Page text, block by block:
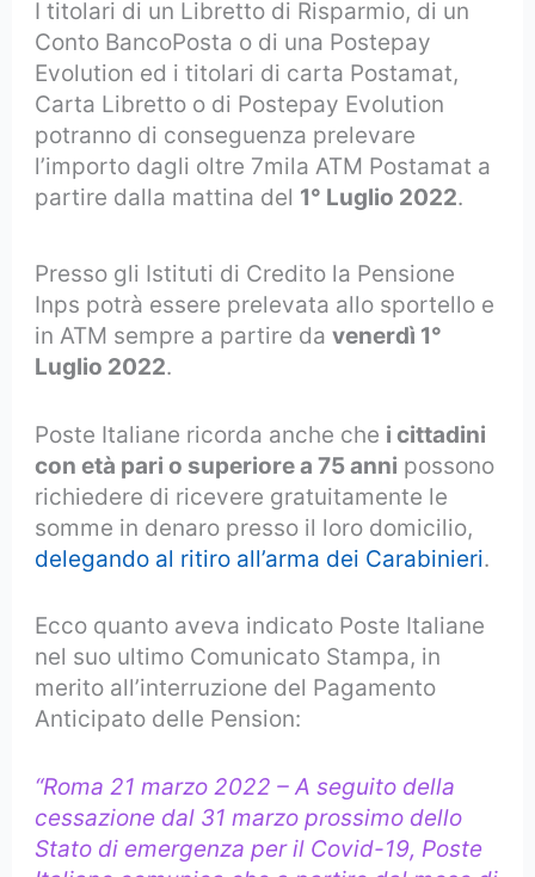
I titolari di un Libretto di Risparmio, di un
Conto BancoPosta o di una Postepay
Evolution ed i titolari di carta Postamat,
Carta Libretto o di Postepay Evolution
potranno di conseguenza prelevare
l’importo dagli oltre 7mila ATM Postamat a
partire dalla mattina del 1° Luglio 2022.
Presso gli Istituti di Credito la Pensione
Inps potrà essere prelevata allo sportello e
in ATM sempre a partire davenerdì 1°
Luglio 2022.
Poste Italiane ricorda anche che i cittadini
con età pari o superiore a 75 anni possono
richiedere di ricevere gratuitamente le
somme in denaro presso il loro domicilio,
delegando al ritiro all’arma dei Carabinieri.
Ecco quanto aveva indicato Poste Italiane
nel suo ultimo Comunicato Stampa, in
merito all’interruzione del Pagamento
Anticipato delle Pension:
“Roma 21 marzo 2022 – A seguito della
cessazione dal 31 marzo prossimo dello
Stato di emergenza per il Covid-19, Poste